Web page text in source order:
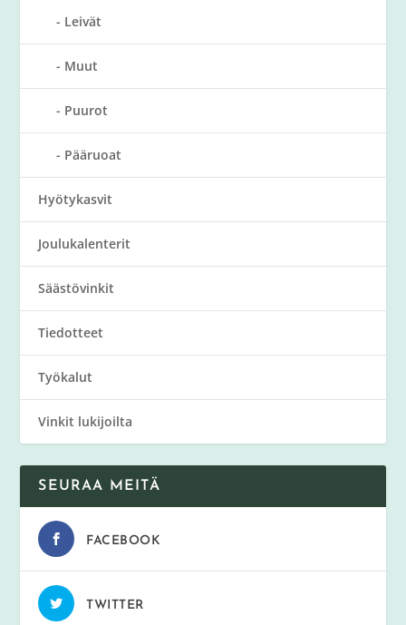
Leivät
Muut
Puurot
Pääruoat
Hyötykasvit
Joulukalenterit
Säästövinkit
Tiedotteet
Työkalut
Vinkit lukijoilta
SEURAA MEITÄ
FACEBOOK
TWITTER